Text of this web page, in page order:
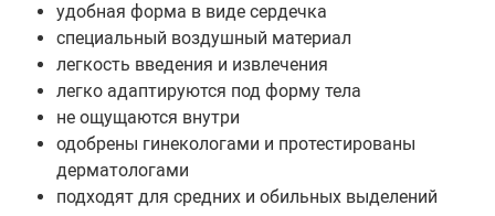
Трусики для страпона
Вагины, мастурбаторы
Попки
Ротики, грудь
удобная форма в виде сердечка
специальный воздушный материал
легкость введения и извлечения
легко адаптируются под форму тела
не ощущаются внутри
одобрены гинекологами и протестированы
дерматологами
подходят для средних и обильных выделений